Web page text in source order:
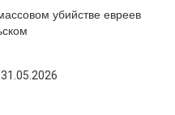
убийстве евреев
31.05.2026